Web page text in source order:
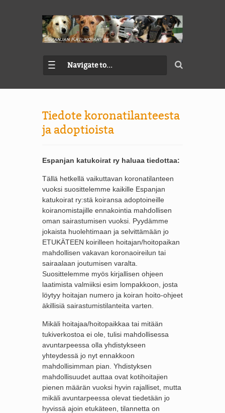
Navigate to...
Tiedote koronatilanteesta
ja adoptioista
Espanjan katukoirat ry haluaa tiedottaa:
Tällä hetkellä vaikuttavan koronatilanteen
vuoksi suosittelemme kaikille Espanjan
katukoirat ry:stä koiransa adoptoineille
koiranomistajille ennakointia mahdollisen
oman sairastumisen vuoksi. Pyydämme
jokaista huolehtimaan ja selvittämään jo
ETUKÄTEEN koirilleen hoitajan/hoitopaikan
mahdollisen vakavan koronaoireilun tai
sairaalaan joutumisen varalta.
Suosittelemme myös kirjallisen ohjeen
laatimista valmiiksi esim lompakkoon, josta
löytyy hoitajan numero ja koiran hoito-ohjeet
äkillisiä sairastumistilanteita varten.
Mikäli hoitajaa/hoitopaikkaa tai mitään
tukiverkostoa ei ole, tulisi mahdollisessa
avuntarpeessa olla yhdistykseen
yhteydessä jo nyt ennakkoon
mahdollisimman pian. Yhdistyksen
mahdollisuudet auttaa ovat kotihoitajien
pienen määrän vuoksi hyvin rajalliset, mutta
mikäli avuntarpeessa olevat tiedetään jo
hyvissä ajoin etukäteen, tilannetta on